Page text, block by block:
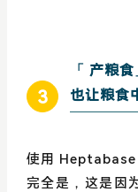
3
「 产粮
也让粮食
使用 Heptabase
完全是，这是因